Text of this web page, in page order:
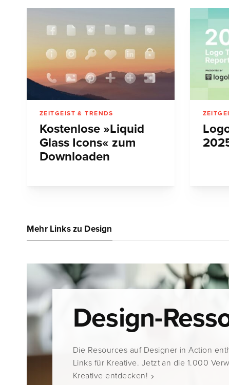
ZEITGEIST & TRENDS
Kostenlose »Liquid
Glass Icons« zum
Downloaden
Mehr Links zu Design
Design-
Die Resources auf Designer in Action
Links für Kreative. Jetzt an die 1.000
Kreative entdecken!